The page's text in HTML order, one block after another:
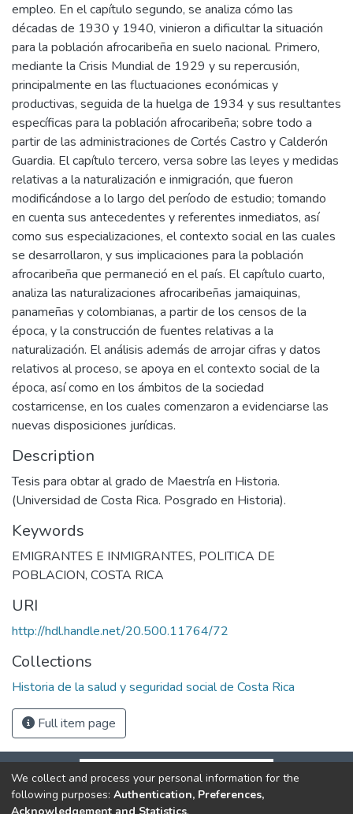
empleo. En el capítulo segundo, se analiza cómo las
décadas de 1930 y 1940, vinieron a dificultar la situación
para la población afrocaribeña en suelo nacional. Primero,
mediante la Crisis Mundial de 1929 y su repercusión,
principalmente en las fluctuaciones económicas y
productivas, seguida de la huelga de 1934 y sus resultantes
específicas para la población afrocaribeña; sobre todo a
partir de las administraciones de Cortés Castro y Calderón
Guardia. El capítulo tercero, versa sobre las leyes y medidas
relativas a la naturalización e inmigración, que fueron
modificándose a lo largo del período de estudio; tomando
en cuenta sus antecedentes y referentes inmediatos, así
como sus especializaciones, el contexto social en las cuales
se desarrollaron, y sus implicaciones para la población
afrocaribeña que permaneció en el país. El capítulo cuarto,
analiza las naturalizaciones afrocaribeñas jamaiquinas,
panameñas y colombianas, a partir de los censos de la
época, y la construcción de fuentes relativas a la
naturalización. El análisis además de arrojar cifras y datos
relativos al proceso, se apoya en el contexto social de la
época, así como en los ámbitos de la sociedad
costarricense, en los cuales comenzaron a evidenciarse las
nuevas disposiciones jurídicas.
Description
Tesis para obtar al grado de Maestría en Historia.
(Universidad de Costa Rica. Posgrado en Historia).
Keywords
EMIGRANTES E INMIGRANTES, POLITICA DE
POBLACION, COSTA RICA
URI
http://hdl.handle.net/20.500.11764/72
Collections
Historia de la salud y seguridad social de Costa Rica
Full item page
We collect and process your personal information for the
following purposes: Authentication, Preferences,